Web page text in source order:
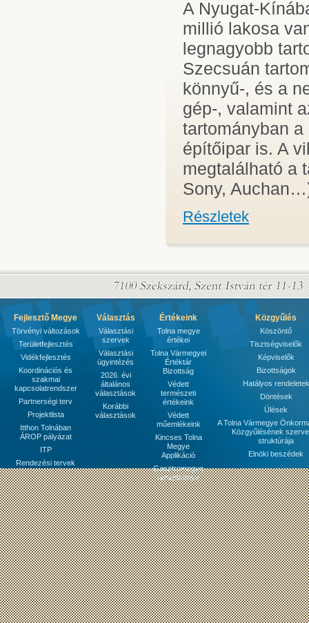
A Nyugat-
millió lakosa
legnagyobb
Szecsuán
könnyű-, és a
gép-, valamint
tartományban
építőipar is. A
megtalálható a
Sony,
Részletek
Fejlesztő Megye
Törvényi változások
Területfejlesztés
Vidékfejlesztés
Koordinációs és
szakmai
kapcsolatrendszer
Partnerségi terv
Projektlista
Itthon Tolnában
ÁROP pályázat
ITP
Rendezési tervek
Választás
Választási
szervek
Választási
ügyintézés
2026. évi
általános
választások
Korábbi
választások
Értékeink
Tolna megye
értékei
Tolna Vármegyei
Értéktár
Bizottság
Védett
természeti
értékeink
Védett
műemlékeink
Kincses Tolna
Megye
Applikáció
Gasztromegye
receptkönyv
Közgyűlés
Köszöntő
Tisztségviselők
Képviselők
Bizottságok
Hatályos rendeletek
Döntések
Ülések
A Tolna Vármegye
Közgyűlésének
struktúrája
Elnöki beszédek